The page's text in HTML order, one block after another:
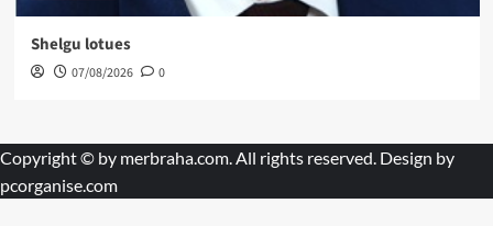
Shelgu lotues
07/08/2026 0
Copyright © by merbraha.com. All rights reserved. Design by
pcorganise.com